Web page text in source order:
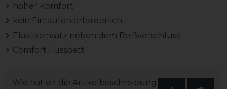
hoher Komfort
kein Einlaufen erforderlich
Elastikeinsatz neben dem Reißverschluss
Comfort Fussbett
Wie hat dir die Artikelbeschreibung